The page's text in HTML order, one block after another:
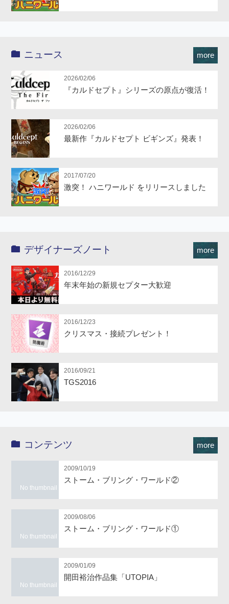
more
ニュース
2026/02/06
『カルドセプト』シリーズの原点が復活！
2026/02/06
最新作『カルドセプト ビギンズ』発表！
2017/07/20
激突！ ハニワールド をリリースしました
more
デザイナーズノート
2016/12/29
年末年始の新規セプター大歓迎
2016/12/23
クリスマス・接続プレゼント！
2016/09/21
TGS2016
more
コンテンツ
No thumbnail
2009/10/19
ストーム・ブリング・ワールド②
No thumbnail
2009/08/06
ストーム・ブリング・ワールド①
No thumbnail
2009/01/09
開田裕治作品集「UTOPIA」